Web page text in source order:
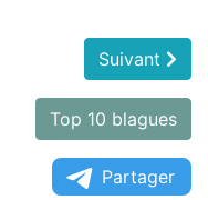
Suivant
Top 10 blagues
Partager